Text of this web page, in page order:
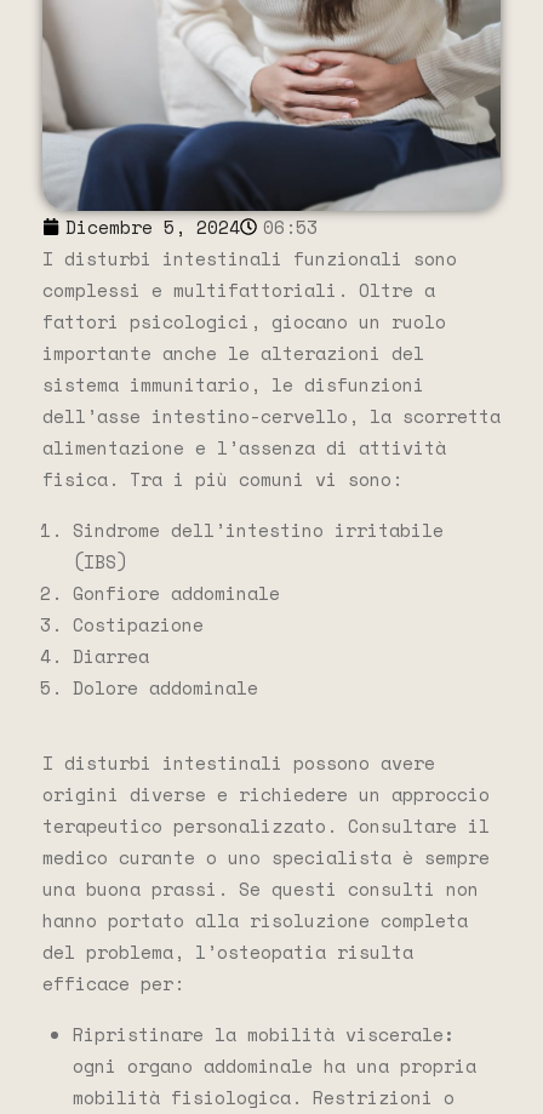
Dicembre 5, 2024
06:53
I disturbi intestinali funzionali sono
complessi e multifattoriali. Oltre a
fattori psicologici, giocano un ruolo
importante anche le alterazioni del
sistema immunitario, le disfunzioni
dell’asse intestino-cervello, la scorretta
alimentazione e l’assenza di attività
fisica. Tra i più comuni vi sono:
Sindrome dell’intestino irritabile
(IBS)
Gonfiore addominale
Costipazione
Diarrea
Dolore addominale
I disturbi intestinali possono avere
origini diverse e richiedere un approccio
terapeutico personalizzato. Consultare il
medico curante o uno specialista è sempre
una buona prassi. Se questi consulti non
hanno portato alla risoluzione completa
del problema, l’osteopatia risulta
efficace per:
Ripristinare la mobilità viscerale:
ogni organo addominale ha una propria
mobilità fisiologica. Restrizioni o